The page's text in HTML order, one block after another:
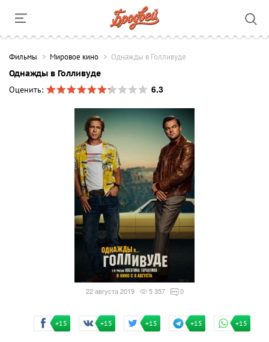
Фильмы Мировое кино Однажды в Голливуде
Однажды в Голливуде
Оценить:
6.3
22 августа 2019 5 357 0
+15 +15 +15 +15 +15